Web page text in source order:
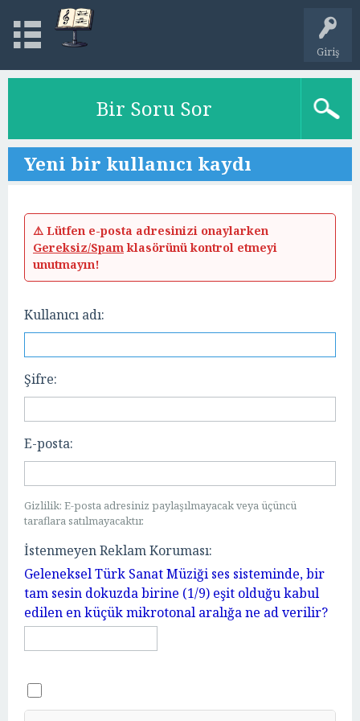
Giriş
Bir Soru Sor
Yeni bir kullanıcı kaydı
⚠️ Lütfen e-posta adresinizi onaylarken
Gereksiz/Spamklasörünü kontrol etmeyi
unutmayın!
Kullanıcı adı:
Şifre:
E-posta:
Gizlilik: E-posta adresiniz paylaşılmayacak veya üçüncü
taraflara satılmayacaktır.
İstenmeyen Reklam Koruması:
Geleneksel Türk Sanat Müziği ses sisteminde, bir
tam sesin dokuzda birine (1/9) eşit olduğu kabul
edilen en küçük mikrotonal aralığa ne ad verilir?